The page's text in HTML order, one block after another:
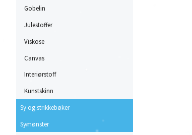
Gobelin
Julestoffer
Viskose
Canvas
Interiørstoff
Kunstskinn
Sy og strikkebøker
Symønster